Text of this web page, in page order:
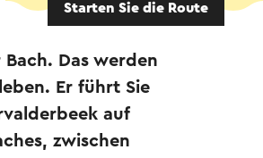
Starten Sie die Route
Das werden
Er führt Sie
auf
zwischen